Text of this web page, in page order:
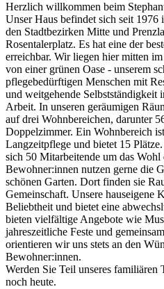
Herzlich willkommen beim
Unser Haus befindet sich seit
den Stadtbezirken Mitte und
Rosentalerplatz. Es hat eine der
erreichbar. Wir liegen hier mitten
von einer grünen Oase - unserem
pflegebedürftigen Menschen mit
und weitgehende Selbstständigkeit
Arbeit. In unseren geräumigen
auf drei Wohnbereichen, darunter
Doppelzimmer. Ein Wohnbereich
Langzeitpflege und bietet 15
sich 50 Mitarbeitende um das
Bewohner:innen nutzen gerne die
schönen Garten. Dort finden sie
Gemeinschaft. Unsere hauseigene
Beliebtheit und bietet eine
bieten vielfältige Angebote wie
jahreszeitliche Feste und
orientieren wir uns stets an den
Bewohner:innen.
Werden Sie Teil unseres familiären
noch heute.